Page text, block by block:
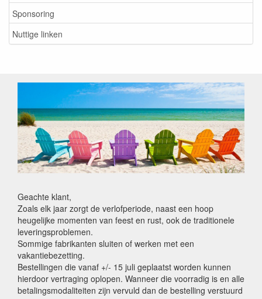
Sponsoring
Nuttige linken
Geachte klant,
Zoals elk jaar zorgt de verlofperiode, naast een hoop
heugelijke momenten van feest en rust, ook de traditionele
leveringsproblemen.
Sommige fabrikanten sluiten of werken met een
vakantiebezetting.
Bestellingen die vanaf +/- 15 juli geplaatst worden kunnen
hierdoor vertraging oplopen. Wanneer die voorradig is en alle
betalingsmodaliteiten zijn vervuld dan de bestelling verstuurd